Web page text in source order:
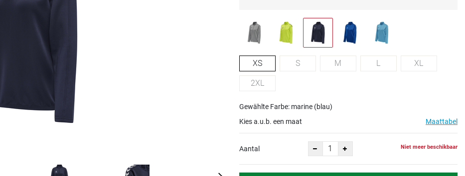
XS S M L XL
2XL
Gewählte Farbe: marine (blau)
Kies a.u.b. een maat
Maattabel
Aantal Niet meer beschikbaar